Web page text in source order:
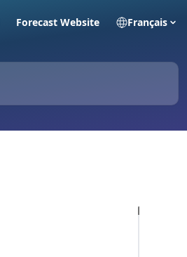
Forecast Website Français